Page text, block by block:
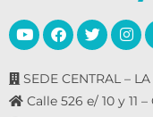
SEDE CENTRAL –
Calle 526 e/ 10 y 11 –